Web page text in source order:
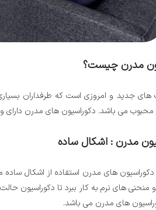
مدرن چیست؟
جدید و امروزی است که طرفداران
می باشد. دکوراسیون های مدرن دارای
مدرن : اشکال ساده
های مدرن استفاده از اشکال
های نرم به کار ببرد تا دکوراسیون
های مدرن می باشد.